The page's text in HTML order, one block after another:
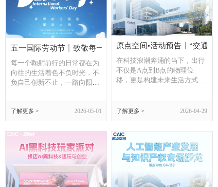
五一国际劳动节丨致敬每一位创新路上狂飙的你
每一个鞠躬前行的日常都在为
向往的生活着色不负时光，不
负自己创新不止，一路向阳在
了解更多 > 2026-05-01
原点空间•活动预告丨“交通
在科技浪潮奔涌的当下，出行
不仅是A点到B点的物理位
移，更是构建未来生活方式的
塑交通运输的发展形态与核心
内涵，为智慧城市交通运行注
了解更多 > 2026-04-29